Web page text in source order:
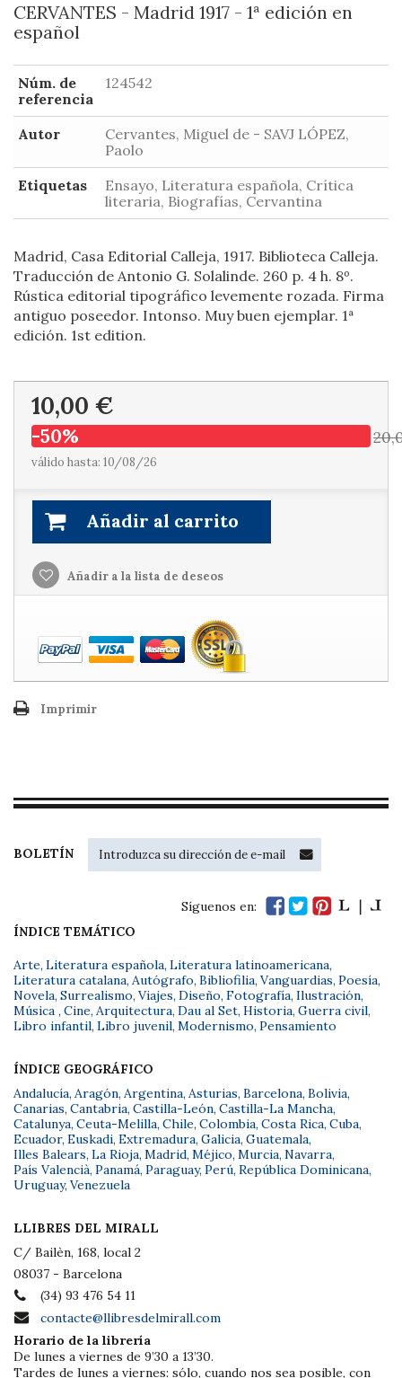
CERVANTES - Madrid 1917 - 1ª edición en
español
Núm. de
referencia
124542
Autor
Cervantes, Miguel de - SAVJ LÓPEZ,
Paolo
Etiquetas
Ensayo, Literatura española, Crítica
literaria, Biografías, Cervantina
Madrid, Casa Editorial Calleja, 1917. Biblioteca Calleja.
Traducción de Antonio G. Solalinde. 260 p. 4 h. 8º.
Rústica editorial tipográfico levemente rozada. Firma
antiguo poseedor. Intonso. Muy buen ejemplar. 1ª
edición. 1st edition.
10,00 €
-50%
válido hasta: 10/08/26
Añadir al carrito
Añadir a la lista de deseos
Imprimir
BOLETÍN
Síguenos en:
ÍNDICE TEMÁTICO
Arte, Literatura española, Literatura latinoamericana,
Literatura catalana, Autógrafo, Bibliofilia, Vanguardias, Poesía,
Novela, Surrealismo, Viajes, Diseño, Fotografía, Ilustración,
Música , Cine, Arquitectura, Dau al Set, Historia, Guerra civil,
Libro infantil, Libro juvenil, Modernismo, Pensamiento
ÍNDICE GEOGRÁFICO
Andalucía, Aragón, Argentina, Asturias, Barcelona, Bolivia,
Canarias, Cantabria, Castilla-León, Castilla-La Mancha,
Catalunya, Ceuta-Melilla, Chile, Colombia, Costa Rica, Cuba,
Ecuador, Euskadi, Extremadura, Galicia, Guatemala,
Illes Balears, La Rioja, Madrid, Méjico, Murcia, Navarra,
País Valencià, Panamá, Paraguay, Perú, República Dominicana,
Uruguay, Venezuela
LLIBRES DEL MIRALL
C/ Bailèn, 168, local 2
08037 - Barcelona
(34) 93 476 54 11
contacte@llibresdelmirall.com
Horario de la librería
De lunes a viernes de 9’30 a 13’30.
Tardes de lunes a viernes: sólo, cuando nos sea posible, con